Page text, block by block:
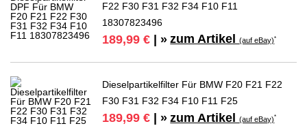
F22 F30 F31 F32 F34 F10 F11
18307823496
189,99 € | » zum Artikel(auf eBay)*
Dieselpartikelfilter Für BMW F20 F21 F22
F30 F31 F32 F34 F10 F11 F25
189,99 € | » zum Artikel(auf eBay)*